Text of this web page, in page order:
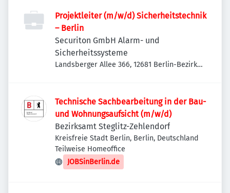
Projektleiter (m/w/d) Sicherheitstechnik
– Berlin
Securiton GmbH Alarm- und
Sicherheitssysteme
Landsberger Allee 366, 12681 Berlin-Bezirk
Technische Sachbearbeitung in der Bau-
und Wohnungsaufsicht (m/w/d)
Bezirksamt Steglitz-Zehlendorf
Kreisfreie Stadt Berlin, Berlin, Deutschland
Teilweise Homeoffice
JOBSinBerlin.de